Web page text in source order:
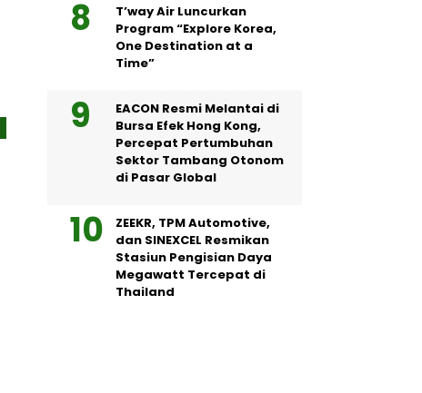
T’way Air Luncurkan
Program “Explore Korea,
One Destination at a
Time”
EACON Resmi Melantai di
Bursa Efek Hong Kong,
Percepat Pertumbuhan
Sektor Tambang Otonom
di Pasar Global
ZEEKR, TPM Automotive,
dan SINEXCEL Resmikan
Stasiun Pengisian Daya
Megawatt Tercepat di
Thailand